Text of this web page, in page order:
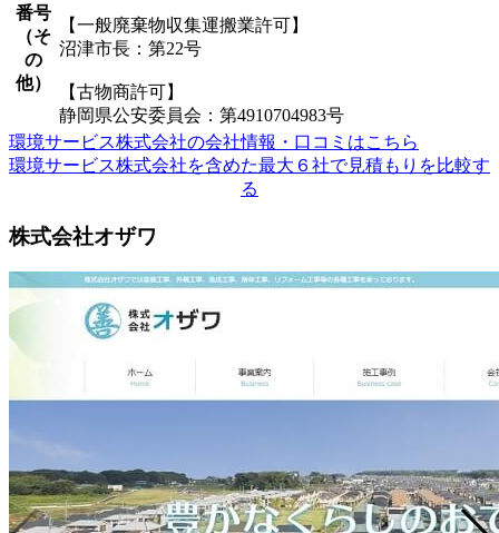
番号
（そ
の
他）
【一般廃棄物収集運搬業許可】
沼津市長：第22号
【古物商許可】
静岡県公安委員会：第4910704983号
環境サービス株式会社の会社情報・口コミはこちら
環境サービス株式会社を含めた最大６社で見積もりを比較す
る
株式会社オザワ